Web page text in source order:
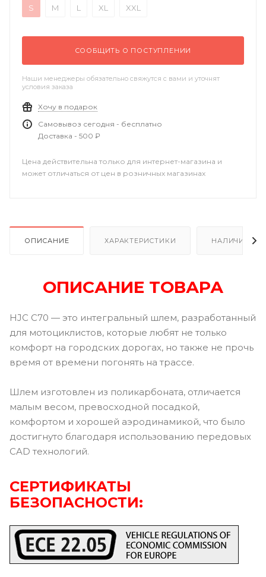
S M L XL XXL
СООБЩИТЬ О ПОСТУПЛЕНИИ
Наши менеджеры обязательно свяжутся с вами и уточнят
условия заказа
Хочу в подарок
Самовывоз сегодня - бесплатно
Доставка - 500 ₽
Цена действительна только для интернет-магазина и
может отличаться от цен в розничных магазинах
ОПИСАНИЕ ХАРАКТЕРИСТИКИ НАЛИЧИЕ В
ОПИСАНИЕ ТОВАРА
HJC C70 — это интегральный шлем, разработанный
для мотоциклистов, которые любят не только
комфорт на городских дорогах, но также не прочь
время от времени погонять на трассе.
Шлем изготовлен из поликарбоната, отличается
малым весом, превосходной посадкой,
комфортом и хорошей аэродинамикой, что было
достигнуто благодаря использованию передовых
CAD технологий.
СЕРТИФИКАТЫ
БЕЗОПАСНОСТИ: